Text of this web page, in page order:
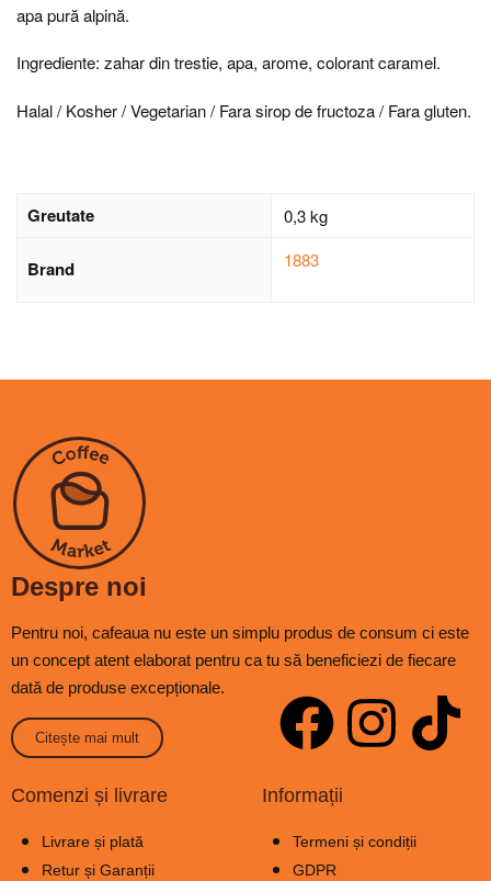
apa pură alpină.
Ingrediente: zahar din trestie, apa, arome, colorant caramel.
Halal / Kosher / Vegetarian / Fara sirop de fructoza / Fara gluten.
Greutate 0,3 kg
Brand 1883
Despre noi
Pentru noi, cafeaua nu este un simplu produs de consum ci este
un concept atent elaborat pentru ca tu să beneficiezi de fiecare
dată de produse excepționale.
Citește mai mult
Comenzi și livrare
Livrare și plată
Retur și Garanții
Informații
Termeni și condiții
GDPR